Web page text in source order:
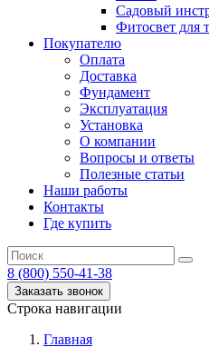
Садовый
Фитосвет для
Покупателю
Оплата
Доставка
Фундамент
Эксплуатация
Установка
О компании
Вопросы и ответы
Полезные статьи
Наши работы
Контакты
Где купить
8 (800) 550-41-38
Заказать звонок
Строка навигации
Главная